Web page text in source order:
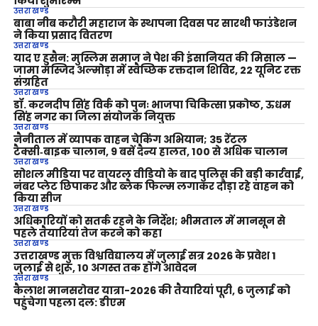
उत्तराखण्ड
बाबा नीब करौरी महाराज के स्थापना दिवस पर सारथी फाउंडेशन
ने किया प्रसाद वितरण
उत्तराखण्ड
याद ए हुसैन: मुस्लिम समाज ने पेश की इंसानियत की मिसाल —
जामा मस्जिद अल्मोड़ा में स्वैच्छिक रक्तदान शिविर, 22 यूनिट रक्त
संग्रहित
उत्तराखण्ड
डॉ. करनदीप सिंह विर्क को पुनः भाजपा चिकित्सा प्रकोष्ठ, ऊधम
सिंह नगर का जिला संयोजक नियुक्त
उत्तराखण्ड
नैनीताल में व्यापक वाहन चेकिंग अभियान; 35 रेंटल
टैक्सी‑बाइक चालान, 9 बसें दैन्य हालत, 100 से अधिक चालान
उत्तराखण्ड
सोशल मीडिया पर वायरल वीडियो के बाद पुलिस की बड़ी कार्रवाई,
नंबर प्लेट छिपाकर और ब्लैक फिल्म लगाकर दौड़ा रहे वाहन को
किया सीज
उत्तराखण्ड
अधिकारियों को सतर्क रहने के निर्देश; भीमताल में मानसून से
पहले तैयारियां तेज करने को कहा
उत्तराखण्ड
उत्तराखण्ड मुक्त विश्वविद्यालय में जुलाई सत्र 2026 के प्रवेश 1
जुलाई से शुरू, 10 अगस्त तक होंगे आवेदन
उत्तराखण्ड
कैलाश मानसरोवर यात्रा-2026 की तैयारियां पूरी, 6 जुलाई को
पहुंचेगा पहला दल: डीएम